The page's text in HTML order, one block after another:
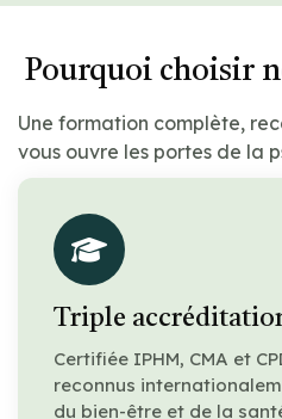
Pourquoi choisir
Une formation complète,
vous ouvre les portes de la
Triple
Certifiée IPHM, CMA et
reconnus
du bien-être et de la